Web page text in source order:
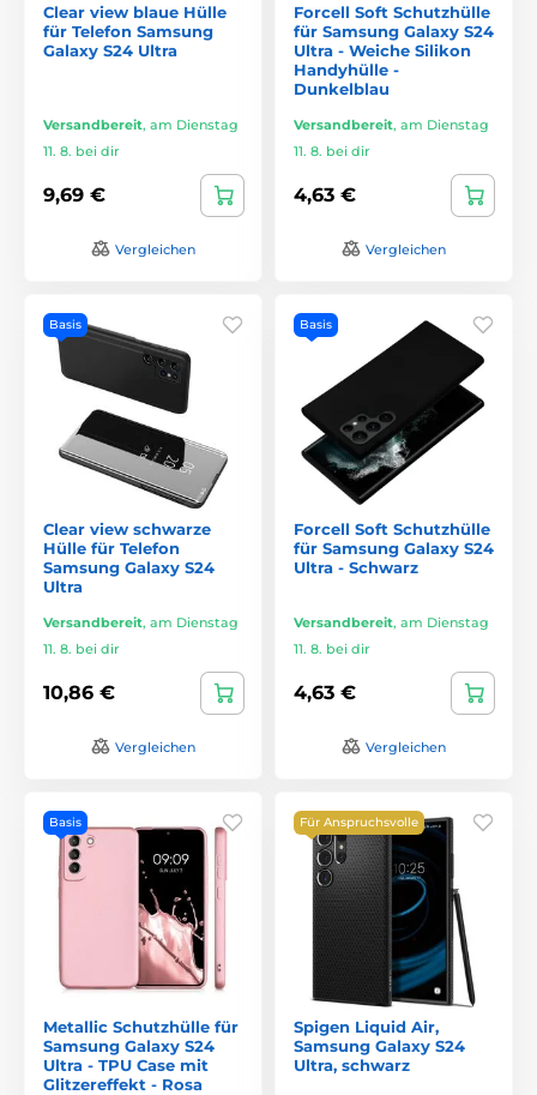
Clear view blaue Hülle
für Telefon Samsung
Galaxy S24 Ultra
Versandbereit, am Dienstag
11. 8. bei dir
9,69 €
Vergleichen
Forcell Soft Schutzhülle
für Samsung Galaxy S24
Ultra - Weiche Silikon
Handyhülle -
Dunkelblau
Versandbereit, am Dienstag
11. 8. bei dir
4,63 €
Vergleichen
Basis
Clear view schwarze
Hülle für Telefon
Samsung Galaxy S24
Ultra
Versandbereit, am Dienstag
11. 8. bei dir
10,86 €
Vergleichen
Basis
Forcell Soft Schutzhülle
für Samsung Galaxy S24
Ultra - Schwarz
Versandbereit, am Dienstag
11. 8. bei dir
4,63 €
Vergleichen
Basis
Metallic Schutzhülle für
Samsung Galaxy S24
Ultra - TPU Case mit
Glitzereffekt - Rosa
Für Anspruchsvolle
Spigen Liquid Air,
Samsung Galaxy S24
Ultra, schwarz